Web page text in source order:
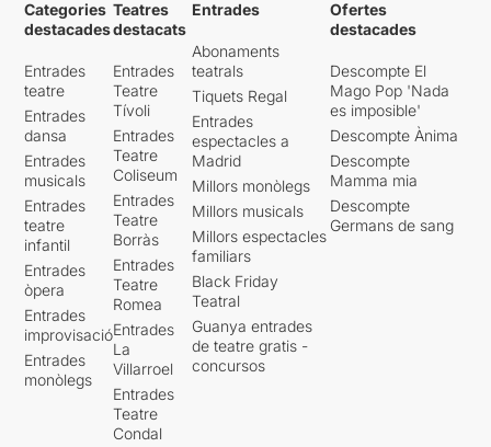
Categories
destacades
Entrades
teatre
Entrades
dansa
Entrades
musicals
Entrades
teatre
infantil
Entrades
òpera
Entrades
improvisació
Entrades
monòlegs
Teatres
destacats
Entrades
Teatre
Tívoli
Entrades
Teatre
Coliseum
Entrades
Teatre
Borràs
Entrades
Teatre
Romea
Entrades
La
Villarroel
Entrades
Teatre
Condal
Entrades
Abonaments
teatrals
Tiquets Regal
Entrades
espectacles a
Madrid
Millors monòlegs
Millors musicals
Millors espectacles
familiars
Black Friday
Teatral
Guanya entrades
de teatre gratis -
concursos
Ofertes
destacades
Descompte El
Mago Pop 'Nada
es imposible'
Descompte Ànima
Descompte
Mamma mia
Descompte
Germans de sang